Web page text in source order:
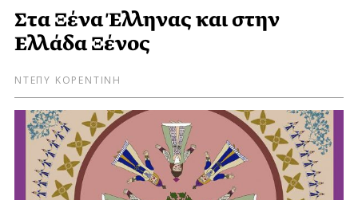
Στα Ξένα Έλληνας και στην
Ελλάδα Ξένος
ΝΤΕΠΥ ΚΟΡΕΝΤΙΝΗ